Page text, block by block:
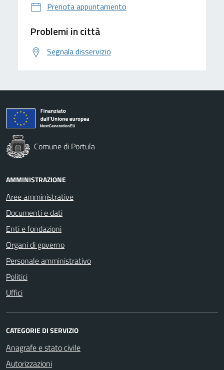
Prenota appuntamento
Problemi in città
Segnala disservizio
Comune di Portula
AMMINISTRAZIONE
Aree amministrative
Documenti e dati
Enti e fondazioni
Organi di governo
Personale amministrativo
Politici
Uffici
CATEGORIE DI SERVIZIO
Anagrafe e stato civile
Autorizzazioni